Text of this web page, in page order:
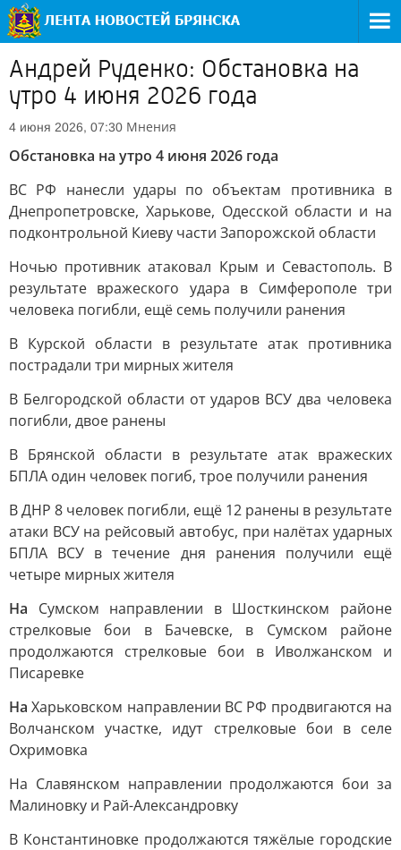
Андрей Руденко: Обстановка на
утро 4 июня 2026 года
4 июня 2026, 07:30 Мнения
Обстановка на утро 4 июня 2026 года
ВС РФ нанесли удары по объектам противника в
Днепропетровске, Харькове, Одесской области и на
подконтрольной Киеву части Запорожской области
Ночью противник атаковал Крым и Севастополь. В
результате вражеского удара в Симферополе три
человека погибли, ещё семь получили ранения
В Курской области в результате атак противника
пострадали три мирных жителя
В Белгородской области от ударов ВСУ два человека
погибли, двое ранены
В Брянской области в результате атак вражеских
БПЛА один человек погиб, трое получили ранения
В ДНР 8 человек погибли, ещё 12 ранены в результате
атаки ВСУ на рейсовый автобус, при налётах ударных
БПЛА ВСУ в течение дня ранения получили ещё
четыре мирных жителя
На Сумском направлении в Шосткинском районе
стрелковые бои в Бачевске, в Сумском районе
продолжаются стрелковые бои в Иволжанском и
Писаревке
На Харьковском направлении ВС РФ продвигаются на
Волчанском участке, идут стрелковые бои в селе
Охримовка
На Славянском направлении продолжаются бои за
Малиновку и Рай-Александровку
В Константиновке продолжаются тяжёлые городские